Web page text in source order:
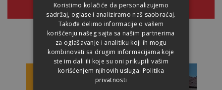
PONUDA
Koristimo kolačiće da personalizujemo
sadržaj, oglase i analiziramo naš saobraćaj.
Takođe delimo informacije o vašem
korišćenju našeg sajta sa našim partnerima
za oglašavanje i analitiku koji ih mogu
kombinovati sa drugim informacijama koje
ste im dali ili koje su oni prikupili vašim
korišćenjem njihovih usluga. Politika
privatnosti